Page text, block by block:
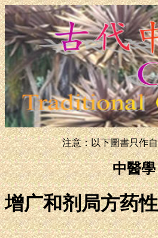
注意：以下圖書只作
中醫學
增广和剂局方药